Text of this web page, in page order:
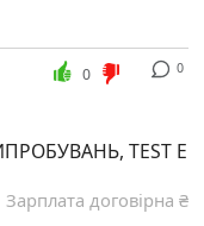
0
0
TEST E
Зарплата договірна ₴